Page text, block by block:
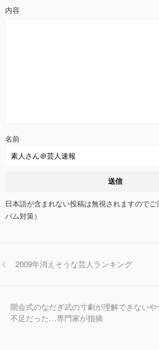
名前
日本語が含まれない投稿は無視されますので
パム対策）
2009年消えそうな芸人ランキング
開会式のなだぎ武の寸劇が理解できない
不足だった…専門家が指摘